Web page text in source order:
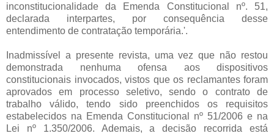
inconstitucionalidade da Emenda Constitucional nº. 51,
declarada interpartes, por consequência desse
entendimento de contratação temporária.'.
Inadmissível a presente revista, uma vez que não restou
demonstrada nenhuma ofensa aos dispositivos
constitucionais invocados, vistos que os reclamantes foram
aprovados em processo seletivo, sendo o contrato de
trabalho válido, tendo sido preenchidos os requisitos
estabelecidos na Emenda Constitucional nº 51/2006 e na
Lei nº 1.350/2006. Ademais, a decisão recorrida está